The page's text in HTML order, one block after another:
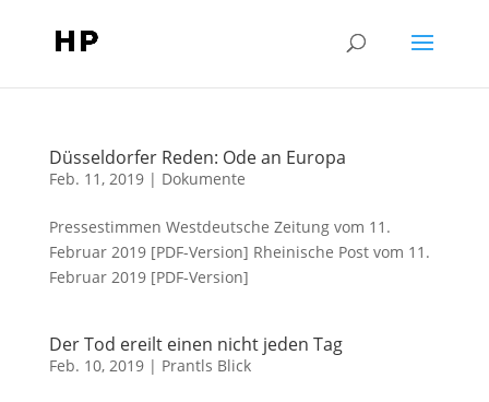
Düsseldorfer Reden: Ode an Europa
Feb. 11, 2019| Dokumente
Pressestimmen Westdeutsche Zeitung vom 11.
Februar 2019 [PDF-Version] Rheinische Post vom 11.
Februar 2019 [PDF-Version]
Der Tod ereilt einen nicht jeden Tag
Feb. 10, 2019| Prantls Blick